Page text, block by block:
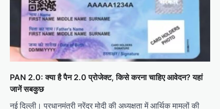
PAN 2.0: क्या है पैन 2.0 प्रोजेक्ट, किसे करना चाहिए आवेदन? यहां
जानें सबकुछ
नई दिल्ली। प्रधानमंत्री नरेंद्र मोदी की अध्यक्षता में आर्थिक मामलों की